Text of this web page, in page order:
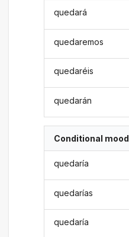
quedará
quedaremos
quedaréis
quedarán
Conditional mood
quedaría
quedarías
quedaría